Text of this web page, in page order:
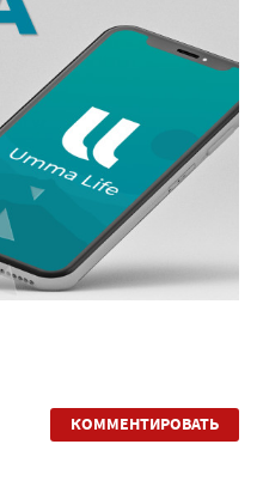
КОММЕНТИРОВАТЬ